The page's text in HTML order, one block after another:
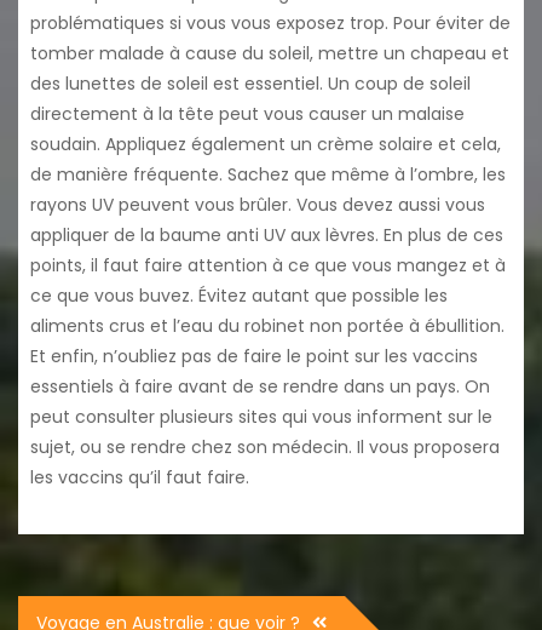
problématiques si vous vous exposez trop. Pour éviter de
tomber malade à cause du soleil, mettre un chapeau et
des lunettes de soleil est essentiel. Un coup de soleil
directement à la tête peut vous causer un malaise
soudain. Appliquez également un crème solaire et cela,
de manière fréquente. Sachez que même à l’ombre, les
rayons UV peuvent vous brûler. Vous devez aussi vous
appliquer de la baume anti UV aux lèvres. En plus de ces
points, il faut faire attention à ce que vous mangez et à
ce que vous buvez. Évitez autant que possible les
aliments crus et l’eau du robinet non portée à ébullition.
Et enfin, n’oubliez pas de faire le point sur les vaccins
essentiels à faire avant de se rendre dans un pays. On
peut consulter plusieurs sites qui vous informent sur le
sujet, ou se rendre chez son médecin. Il vous proposera
les vaccins qu’il faut faire.
Navigation
Voyage en Australie : que voir ?